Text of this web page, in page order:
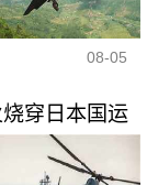
08-05
穿日本国运